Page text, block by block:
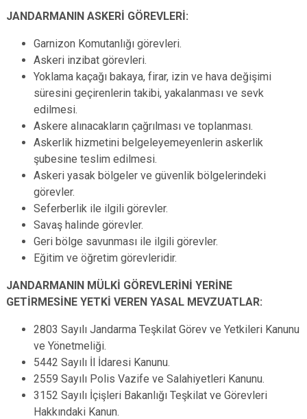
JANDARMANIN ASKERİ GÖREVLERİ:
Garnizon Komutanlığı görevleri.
Askeri inzibat görevleri.
Yoklama kaçağı bakaya, firar, izin ve hava değişimi
süresini geçirenlerin takibi, yakalanması ve sevk
edilmesi.
Askere alınacakların çağrılması ve toplanması.
Askerlik hizmetini belgeleyemeyenlerin askerlik
şubesine teslim edilmesi.
Askeri yasak bölgeler ve güvenlik bölgelerindeki
görevler.
Seferberlik ile ilgili görevler.
Savaş halinde görevler.
Geri bölge savunması ile ilgili görevler.
Eğitim ve öğretim görevleridir.
JANDARMANIN MÜLKİ GÖREVLERİNİ YERİNE
GETİRMESİNE YETKİ VEREN YASAL MEVZUATLAR:
2803 Sayılı Jandarma Teşkilat Görev ve Yetkileri Kanunu
ve Yönetmeliği.
5442 Sayılı İl İdaresi Kanunu.
2559 Sayılı Polis Vazife ve Salahiyetleri Kanunu.
3152 Sayılı İçişleri Bakanlığı Teşkilat ve Görevleri
Hakkındaki Kanun.